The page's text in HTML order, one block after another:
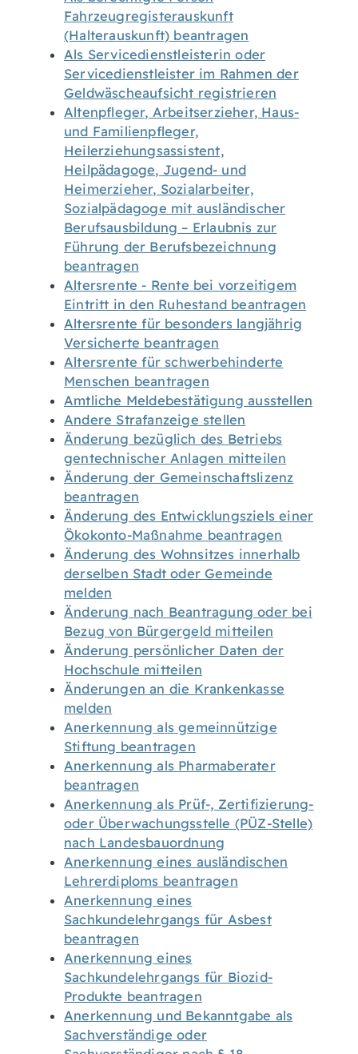
Fahrzeugregisterauskunft
(Halterauskunft) beantragen
Als Servicedienstleisterin oder
Servicedienstleister im Rahmen der
Geldwäscheaufsicht registrieren
Altenpfleger, Arbeitserzieher, Haus-
und Familienpfleger,
Heilerziehungsassistent,
Heilpädagoge, Jugend- und
Heimerzieher, Sozialarbeiter,
Sozialpädagoge mit ausländischer
Berufsausbildung – Erlaubnis zur
Führung der Berufsbezeichnung
beantragen
Altersrente - Rente bei vorzeitigem
Eintritt in den Ruhestand beantragen
Altersrente für besonders langjährig
Versicherte beantragen
Altersrente für schwerbehinderte
Menschen beantragen
Amtliche Meldebestätigung ausstellen
Andere Strafanzeige stellen
Änderung bezüglich des Betriebs
gentechnischer Anlagen mitteilen
Änderung der Gemeinschaftslizenz
beantragen
Änderung des Entwicklungsziels einer
Ökokonto-Maßnahme beantragen
Änderung des Wohnsitzes innerhalb
derselben Stadt oder Gemeinde
melden
Änderung nach Beantragung oder bei
Bezug von Bürgergeld mitteilen
Änderung persönlicher Daten der
Hochschule mitteilen
Änderungen an die Krankenkasse
melden
Anerkennung als gemeinnützige
Stiftung beantragen
Anerkennung als Pharmaberater
beantragen
Anerkennung als Prüf-, Zertifizierung-
oder Überwachungsstelle (PÜZ-Stelle)
nach Landesbauordnung
Anerkennung eines ausländischen
Lehrerdiploms beantragen
Anerkennung eines
Sachkundelehrgangs für Asbest
beantragen
Anerkennung eines
Sachkundelehrgangs für Biozid-
Produkte beantragen
Anerkennung und Bekanntgabe als
Sachverständige oder